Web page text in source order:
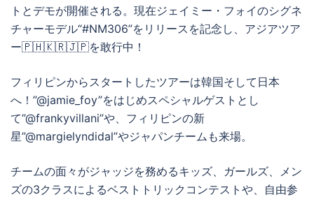
トとデモが開催される。現在ジェイミー・フォイのシグネ
チャーモデル“#NM306”をリリースを記念し、アジアツア
ー🇵🇭🇰🇷🇯🇵を敢行中！
フィリピンからスタートしたツアーは韓国そして日本
へ！”@jamie_foy”をはじめスペシャルゲストとし
て”@frankyvillani”や、フィリピンの新
星”@margielyndidal”やジャパンチームも来場。
チームの面々がジャッジを務めるキッズ、ガールズ、メン
ズの3クラスによるベストトリックコンテストや、自由参